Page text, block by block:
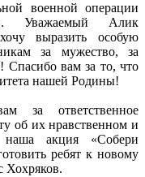
военной операции
Уважаемый Алик
выразить особую
за мужество, за
вам за то, что
нашей Родины!
за ответственное
об их нравственном и
наша акция «Собери
ребят к новому
Хохряков.